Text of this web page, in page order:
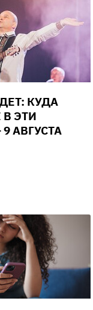
КУДА
ЭТИ
АВГУСТА